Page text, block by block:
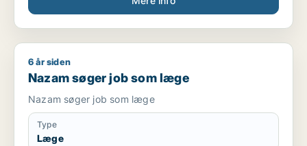
Nazam søger job som læge
6 år siden
Nazam søger job som læge
Nazam søger job som læge
Type
Læge